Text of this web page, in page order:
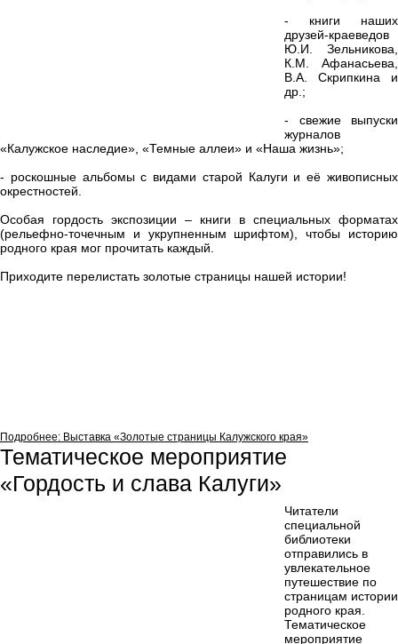
- книги наших
друзей-краеведов
Ю.И. Зельникова,
К.М. Афанасьева,
В.А. Скрипкина и
др.;
- свежие выпуски
журналов
«Калужское наследие», «Темные аллеи» и «Наша жизнь»;
- роскошные альбомы с видами старой Калуги и её живописных
окрестностей.
Особая гордость экспозиции – книги в специальных форматах
(рельефно-точечным и укрупненным шрифтом), чтобы историю
родного края мог прочитать каждый.
Приходите перелистать золотые страницы нашей истории!
Подробнее: Выставка «Золотые страницы Калужского края»
Тематическое мероприятие
«Гордость и слава Калуги»
Читатели
специальной
библиотеки
отправились в
увлекательное
путешествие по
страницам истории
родного края.
Тематическое
мероприятие